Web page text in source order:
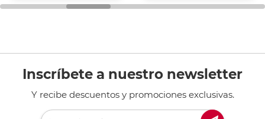
Inscríbete a nuestro newsletter
Y recibe descuentos y promociones exclusivas.